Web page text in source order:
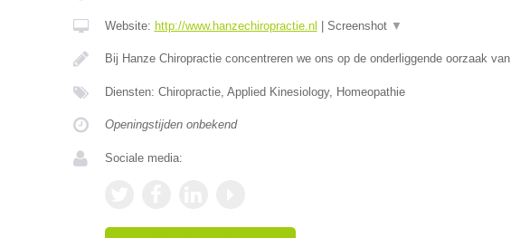
Website: http://www.hanzechiropractie.nl Screenshot ▼
Bij Hanze Chiropractie concentreren we ons op de onderliggende oorzaak van
Diensten: Chiropractie, Applied Kinesiology, Homeopathie
Openingstijden onbekend
Sociale media: